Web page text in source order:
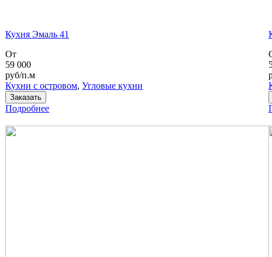
Кухня Эмаль 41
От
59 000
руб/п.м
Кухни с островом,Угловые кухни
Заказать
Подробнее